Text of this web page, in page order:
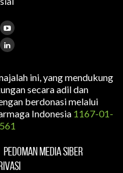
ini, yang mendukung
secara adil dan
berdonasi melalui
Indonesia 1167-01-
PEDOMAN MEDIA SIBER